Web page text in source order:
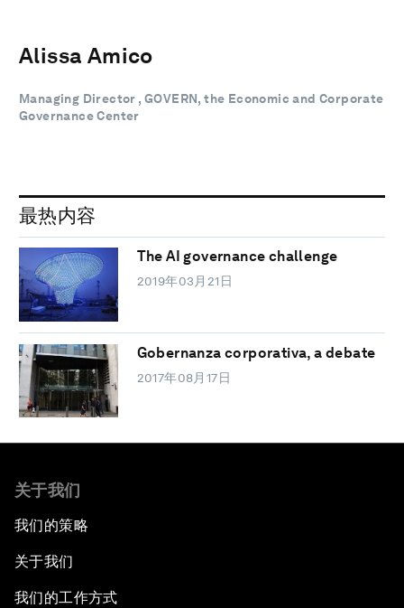
Alissa Amico
Managing Director , GOVERN, the Economic and Corporate
Governance Center
最热内容
The AI governance challenge
2019年03月21日
Gobernanza corporativa, a debate
2017年08月17日
关于我们
我们的策略
关于我们
我们的工作方式